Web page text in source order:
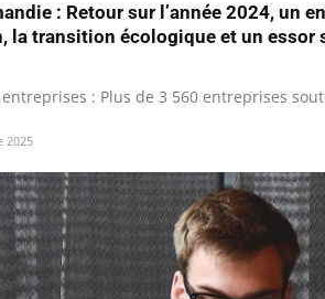
: Retour sur l’année 2024, un
la transition écologique et un
entreprises : Plus de 3 560 entreprises
2025